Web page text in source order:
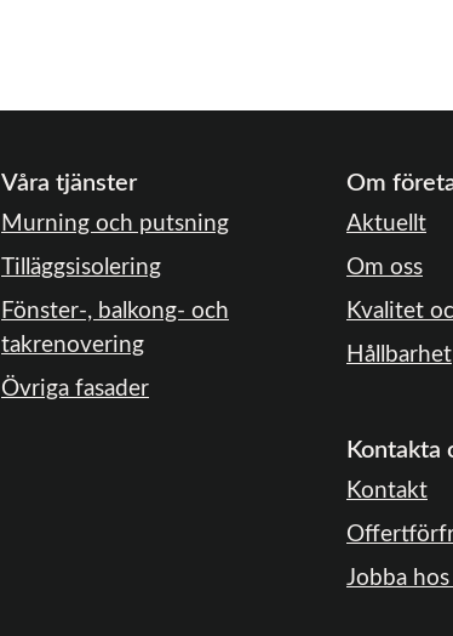
Våra tjänster
Murning och putsning
Tilläggsisolering
Fönster-, balkong- och
takrenovering
Övriga fasader
Om
Aktuellt
Om oss
Kvalitet
Hållbarhet
Kontakta
Kontakt
Jobba hos